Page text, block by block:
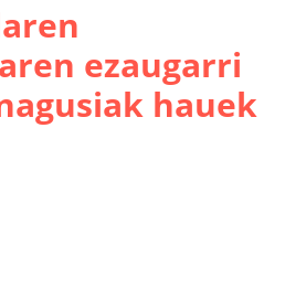
ezaugarri
hauek